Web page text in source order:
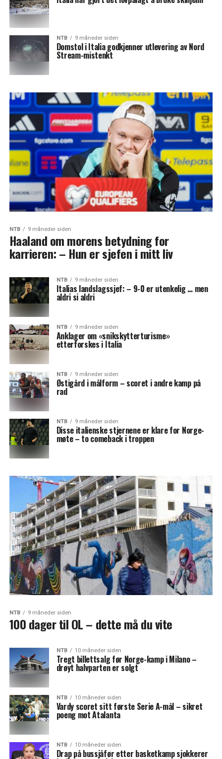
NTB 9 måneder siden
Domstol i Italia godkjenner utlevering av Nord
Stream-mistenkt
NTB 9 måneder siden
Haaland om morens betydning for
karrieren: – Hun er sjefen i mitt liv
NTB 9 måneder siden
Italias landslagssjef: – 9-0 er utenkelig … men
aldri si aldri
NTB 9 måneder siden
Anklager om «snikskytterturisme»
etterforskes i Italia
NTB 9 måneder siden
Østigård i målform – scoret i andre kamp på
rad
NTB 9 måneder siden
Disse italienske stjernene er klare for Norge-
møte – to comeback i troppen
NTB 9 måneder siden
100 dager til OL – dette må du vite
NTB 10 måneder siden
Tregt billettsalg før Norge-kamp i Milano –
drøyt halvparten er solgt
NTB 10 måneder siden
Vardy scoret sitt første Serie A-mål – sikret
poeng mot Atalanta
NTB 10 måneder siden
Drap på bussjåfør etter basketkamp sjokkerer